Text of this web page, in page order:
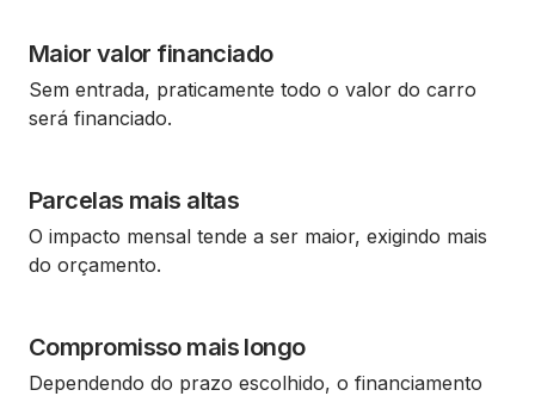
Maior valor financiado
Sem entrada, praticamente todo o valor do carro
será financiado.
Parcelas mais altas
O impacto mensal tende a ser maior, exigindo mais
do orçamento.
Compromisso mais longo
Dependendo do prazo escolhido, o financiamento